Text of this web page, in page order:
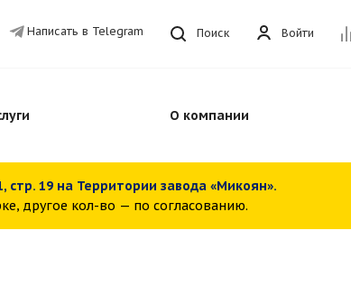
Войти
Поиск
Написать в Telegram
О компании
стр. 19 на Территории завода «Микоян».
другое кол-во — по согласованию.